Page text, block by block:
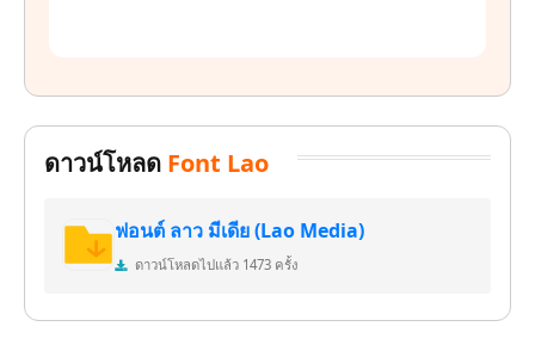
ดาวน์โหลด Font Lao
ฟอนต์ ลาว มีเดีย (Lao Media)
ดาวน์โหลดไปแล้ว 1473 ครั้ง